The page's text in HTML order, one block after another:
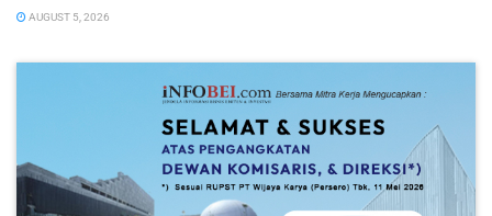
AUGUST 5, 2026